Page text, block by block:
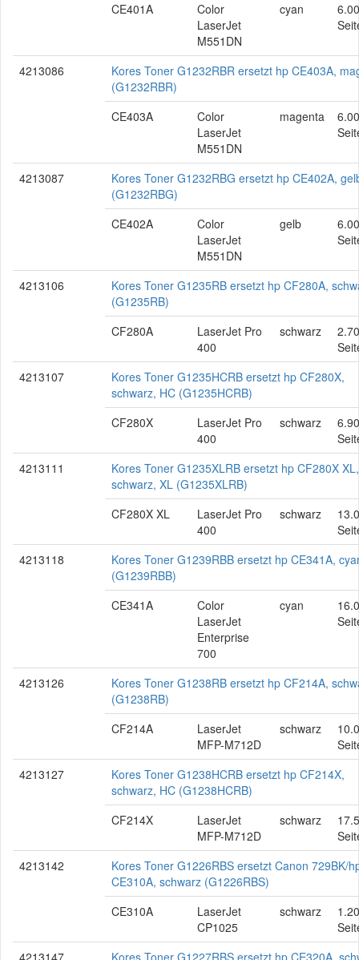
CE401A
Color
LaserJet
M551DN
cyan
4213086
Kores Toner G1232RBR ersetzt hp CE403A,
(G1232RBR)
CE403A
Color
LaserJet
M551DN
magenta
4213087
Kores Toner G1232RBG ersetzt hp CE402A,
(G1232RBG)
CE402A
Color
LaserJet
M551DN
gelb
4213106
Kores Toner G1235RB ersetzt hp CF280A,
(G1235RB)
CF280A
LaserJet Pro
400
schwarz
4213107
Kores Toner G1235HCRB ersetzt hp CF280X,
schwarz, HC (G1235HCRB)
CF280X
LaserJet Pro
400
schwarz
4213111
Kores Toner G1235XLRB ersetzt hp CF280X XL,
schwarz, XL (G1235XLRB)
CF280X XL
LaserJet Pro
400
schwarz
4213118
Kores Toner G1239RBB ersetzt hp CE341A,
(G1239RBB)
CE341A
Color
LaserJet
Enterprise
700
cyan
4213126
Kores Toner G1238RB ersetzt hp CF214A,
(G1238RB)
CF214A
LaserJet
MFP-M712D
schwarz
4213127
Kores Toner G1238HCRB ersetzt hp CF214X,
schwarz, HC (G1238HCRB)
CF214X
LaserJet
MFP-M712D
schwarz
4213142
Kores Toner G1226RBS ersetzt Canon 729BK/
CE310A, schwarz (G1226RBS)
CE310A
LaserJet
CP1025
schwarz
4213147
Kores Toner G1227RBS ersetzt hp CE320A,